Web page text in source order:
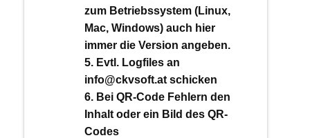
zum Betriebssystem (Linux,
Mac, Windows) auch hier
immer die Version angeben.
Evtl. Logfiles an
info@ckvsoft.at schicken
Bei QR-Code Fehlern den
Inhalt oder ein Bild des QR-
Codes